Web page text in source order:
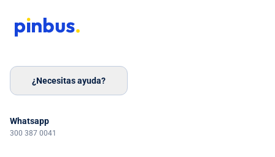
¿Necesitas ayuda?
Whatsapp
300 387 0041